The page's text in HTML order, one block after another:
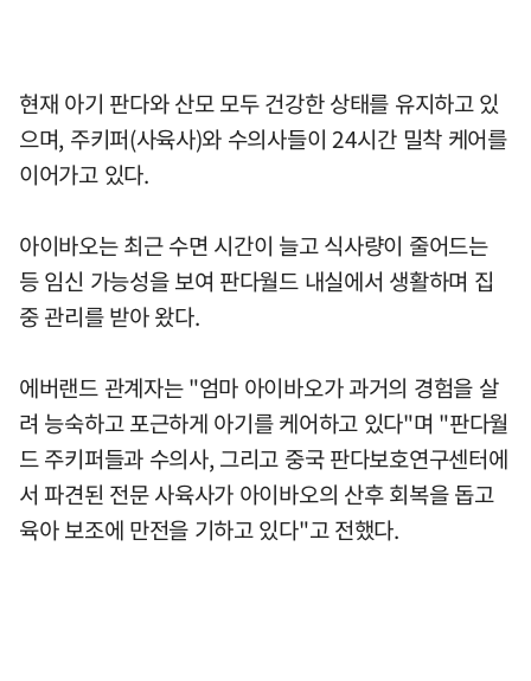
현재 아기 판다와 산모 모두 건강한 상태를 유지하고 있
으며, 주키퍼(사육사)와 수의사들이 24시간 밀착 케어를
이어가고 있다.
아이바오는 최근 수면 시간이 늘고 식사량이 줄어드는
등 임신 가능성을 보여 판다월드 내실에서 생활하며 집
중 관리를 받아 왔다.
에버랜드 관계자는 "엄마 아이바오가 과거의 경험을 살
려 능숙하고 포근하게 아기를 케어하고 있다"며 "판다월
드 주키퍼들과 수의사, 그리고 중국 판다보호연구센터에
서 파견된 전문 사육사가 아이바오의 산후 회복을 돕고
육아 보조에 만전을 기하고 있다"고 전했다.